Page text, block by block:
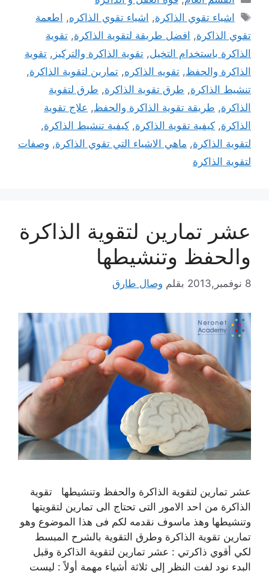
الوسوم
اشياء تقوي الذاكرة, اشياء تقوي الذاكره, اطعمة
تقوي الذاكرة, افضل طريقة لتقوية الذاكرة, تقوية
الذاكرة باستخدام التخيل, تقوية الذاكرة والتركيز , تقوية
الذاكرة والحفظ, تقويه الذاكره, تمارين لتقوية الذاكرة,
تنشيط الذاكرة, طرق تقوية الذاكرة, طرق لتقوية
الذاكرة, طريقة تقوية الذاكرة والحفظ, علاج تقوية
الذاكرة, كيفية تقوية الذاكرة, كيفية تنشيط الذاكرة,
لتقوية الذاكرة, ماهي الاشياء التي تقوي الذاكرة, وصفات
لتقوية الذاكرة
عشر تمارين لتقوية الذاكرة
والحفظ وتنشيطها
8 نوفمبر,2013 بقلم وصال طارق
عشر تمارين لتقوية الذاكرة والحفظ وتنشيطها تقوية
الذاكرة من احد الامور التى تحتاج الى تمارين لتقويتها
وتنشيطها وهذ ماسوف نقدمه لكم فى هذا الموضوع وهو
تمارين تقوية الذاكرة وطرق التقوية بالشرح المبسط
لكي أقوي ذاكرتي : عشر تمارين لتقوية الذاكرة وقبل
البدء نود لفت النظر إلى ثلاثة أشياء مهمة أولاً : ليست